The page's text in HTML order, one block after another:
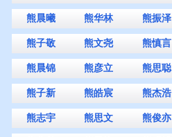
熊晨曦 熊华林 熊振泽
熊子敬 熊文尧 熊慎言
熊晨锦 熊彦立 熊思聪
熊子新 熊皓宸 熊杰浩
熊志宇 熊思文 熊俊亦